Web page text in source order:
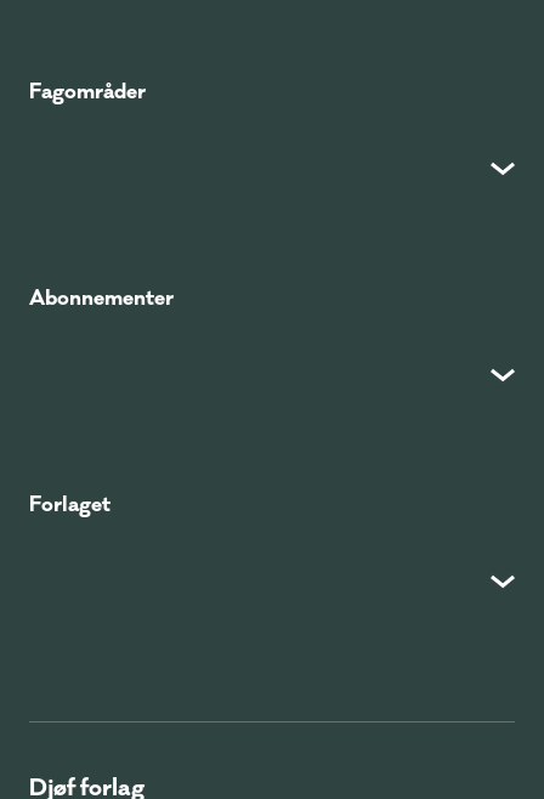
Fagområder
Abonnementer
Forlaget
Djøf forlag